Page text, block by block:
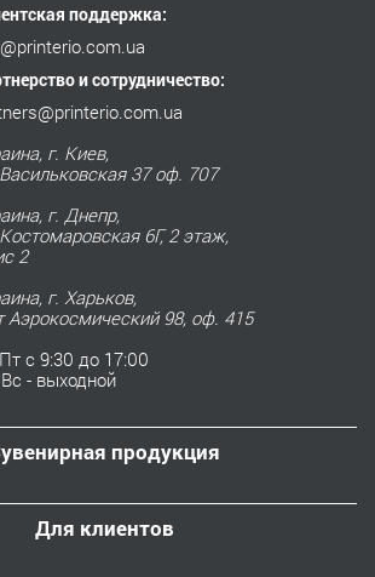
поддержка:
и сотрудничество:
г. Киев,
37 оф. 707
г. Днепр,
6Г, 2 этаж,
2
г. Харьков,
Аэрокосмический 98, оф. 415
с 9:30 до 17:00
- выходной
продукция
Для клиентов